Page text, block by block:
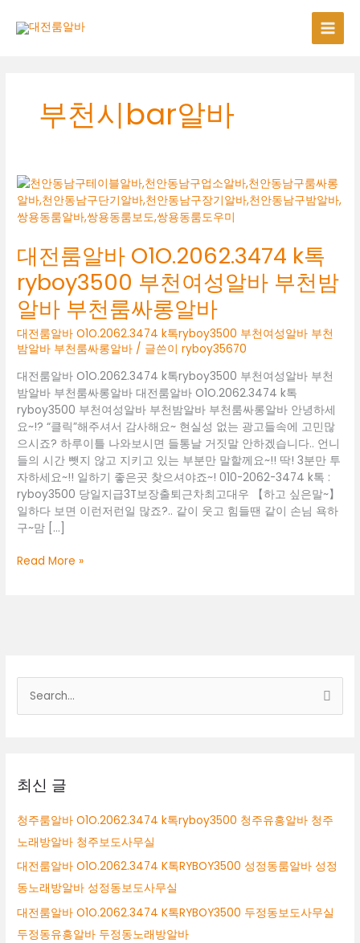
부천시bar알바
대전룸알바 O1O.2062.3474 k톡
ryboy3500 부천여성알바 부천밤
알바 부천룸싸롱알바
대전룸알바 O1O.2062.3474 k톡ryboy3500 부천여성알바 부천
밤알바 부천룸싸롱알바 / 글쓴이ryboy35670
대전룸알바 O1O.2062.3474 k톡ryboy3500 부천여성알바 부천
밤알바 부천룸싸롱알바 대전룸알바 O1O.2062.3474 k톡
ryboy3500 부천여성알바 부천밤알바 부천룸싸롱알바 안녕하세
요~!? “클릭”해주셔서 감사해요~ 현실성 없는 광고들속에 고민많
으시죠? 하루이틀 나와보시면 들통날 거짓말 안하겠습니다.. 언니
들의 시간 뺏지 않고 지키고 있는 부분만 말할께요~!! 딱! 3분만 투
자하세요~!! 일하기 좋은곳 찾으셔야죠~! 010-2062-3474 k톡 :
ryboy3500 당일지급3T보장출퇴근차최고대우 【하고 싶은말~】
일하다 보면 이런저런일 많죠?.. 같이 웃고 힘들땐 같이 손님 욕하
구~맘 […]
대
톡
ryboy3500
부
알
부
천
밤
알
바
부
천
룸
Read More »
최신 글
청주룸알바 O1O.2062.3474 k톡ryboy3500 청주유흥알바 청주
노래방알바 청주보도사무실
대전룸알바 O1O.2062.3474 K톡RYBOY3500 성정동룸알바 성정
동노래방알바 성정동보도사무실
대전룸알바 O1O.2062.3474 K톡RYBOY3500 두정동보도사무실
두정동유흥알바 두정동노래방알바